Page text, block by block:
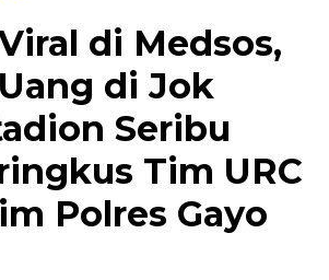
di Medsos,
di Jok
Seribu
Tim URC
Polres Gayo